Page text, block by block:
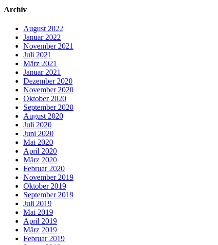
Archiv
August 2022
Januar 2022
November 2021
Juli 2021
März 2021
Januar 2021
Dezember 2020
November 2020
Oktober 2020
September 2020
August 2020
Juli 2020
Juni 2020
Mai 2020
April 2020
März 2020
Februar 2020
November 2019
Oktober 2019
September 2019
Juli 2019
Mai 2019
April 2019
März 2019
Februar 2019